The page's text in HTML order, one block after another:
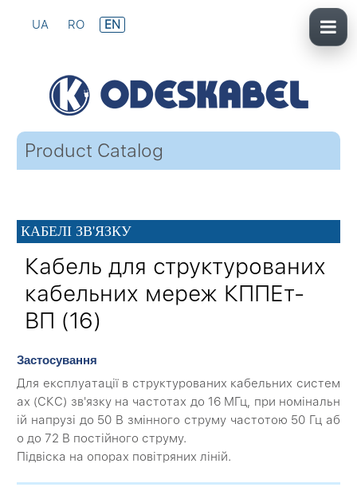
UA RO EN
Product Catalog
КАБЕЛІ ЗВ'ЯЗКУ
Кабель для структурованих
кабельних мереж КППЕт-
ВП (16)
Застосування
Для експлуатації в структурованих кабельних систем
ах (СКС) зв'язку на частотах до 16 МГц, при номінальн
ій напрузі до 50 В змінного струму частотою 50 Гц аб
о до 72 В постійного струму.
Підвіска на опорах повітряних ліній.